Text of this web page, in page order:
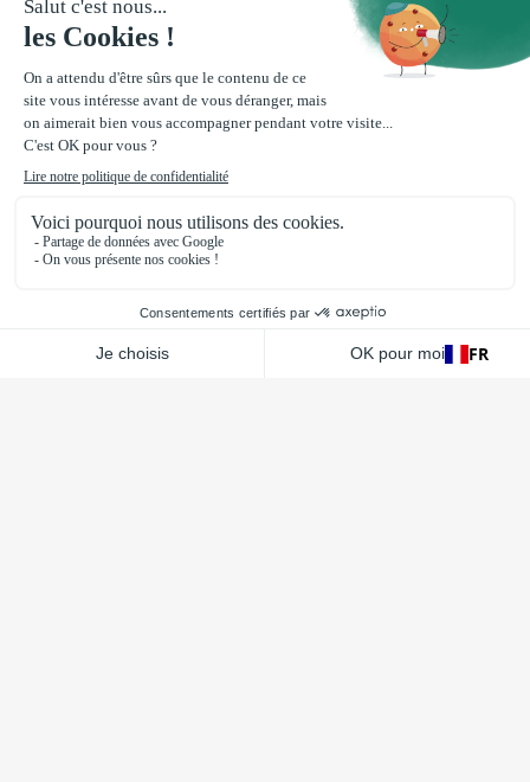
+ Mais de 30
anos de
atividade
3 locais de
produção
extrusão
10.000 T
processadas
FR